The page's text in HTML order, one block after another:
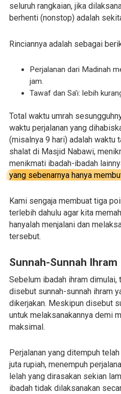
seluruh rangkaian, jika
berhenti (nonstop) adalah
Rinciannya adalah sebagai
Perjalanan dari Madinah
jam.
Tawaf dan Sa’i: lebih
Total waktu umrah
waktu perjalanan yang
(misalnya 9 hari) adalah waktu
shalat di Masjid Nabawi,
menikmati ibadah-ibadah
yang sebenarnya hanya
Kami sengaja membuat tiga
terlebih dahulu agar kita
hanyalah menjalani dan
tersebut.
Sunnah-Sunnah Ihram
Sebelum ibadah ihram dimulai,
disebut sunnah-sunnah ihram
dikerjakan. Meskipun disebut
untuk melaksanakannya demi
maksimal.
Perjalanan yang ditempuh
juta rupiah, menempuh
lelah yang dirasakan sekian
ibadah tidak dilaksanakan